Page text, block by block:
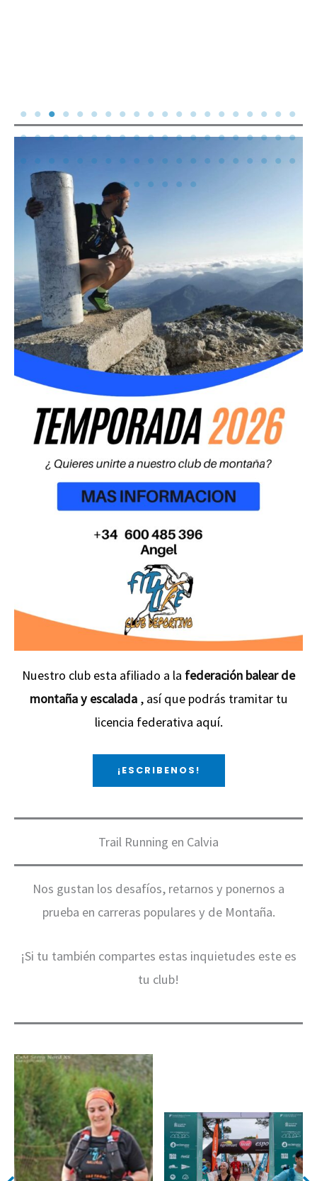
Nuestro club esta afiliado a la federación balear de
montaña y escalada , así que podrás tramitar tu
licencia federativa aquí.
¡ESCRIBENOS!
Trail Running en Calvia
Nos gustan los desafíos, retarnos y ponernos a
prueba en carreras populares y de Montaña.
¡Si tu también compartes estas inquietudes este es
tu club!
Sin leyenda Sin leyenda